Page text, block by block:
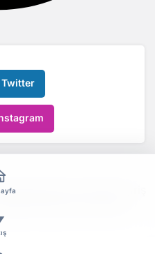
Twitter
için hemen giriş